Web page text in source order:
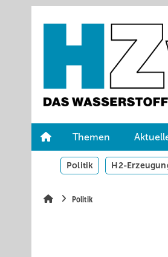
Themen
Politik H2-
Politik